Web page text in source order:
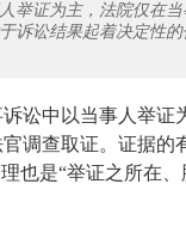
举证为主，法院仅在
诉讼结果起着决定性的
讼中以当事人举证
调查取证。证据的
也是“举证之所在、